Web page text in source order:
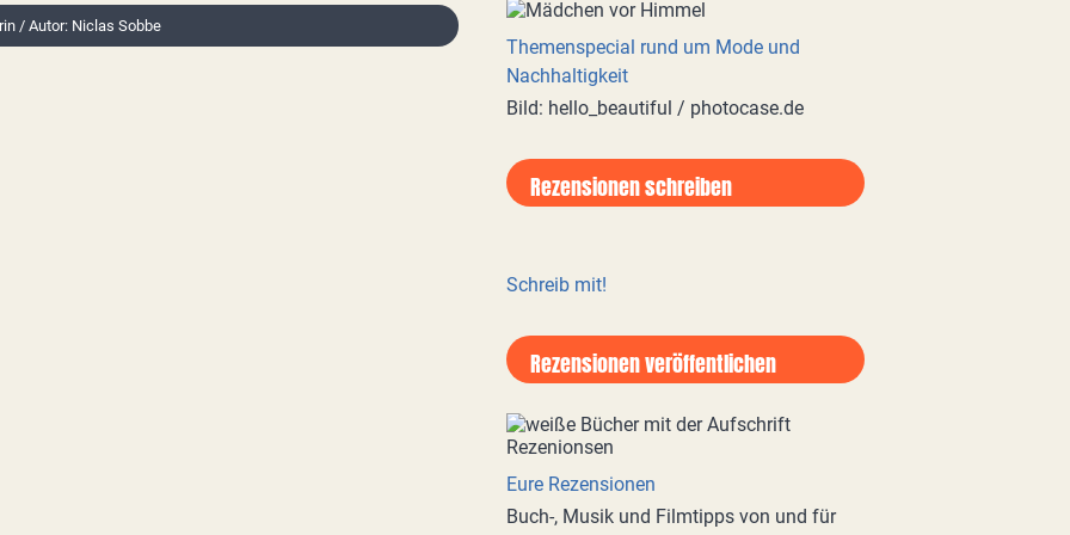
/ Autor: Niclas Sobbe
Themenspecial rund um Mode und
Nachhaltigkeit
Bild: hello_beautiful / photocase.de
Rezensionen schreiben
Schreib mit!
Rezensionen veröffentlichen
Eure Rezensionen
Buch-, Musik und Filmtipps von und für